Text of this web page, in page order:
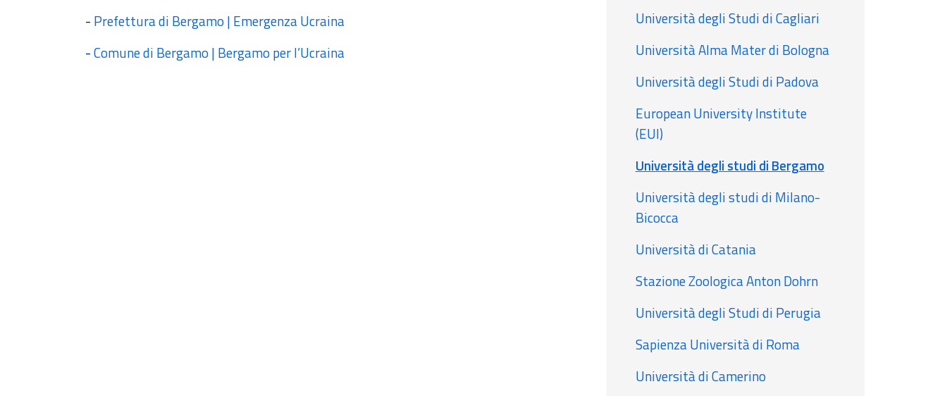
- Prefettura di Bergamo | Emergenza Ucraina
-Comune di Bergamo | Bergamo per l’Ucraina
Università degli Studi di Cagliari
Università Alma Mater di Bologna
Università degli Studi di Padova
European University Institute
(EUI)
Università degli studi di Bergamo
Università degli studi di Milano-
Bicocca
Università di Catania
Stazione Zoologica Anton Dohrn
Università degli Studi di Perugia
Sapienza Università di Roma
Università di Camerino